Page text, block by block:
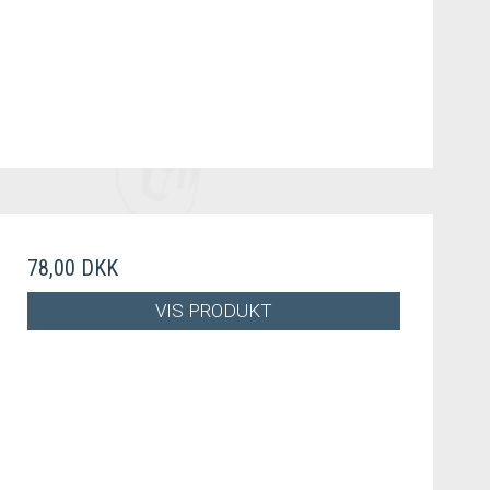
78,00 DKK
VIS PRODUKT